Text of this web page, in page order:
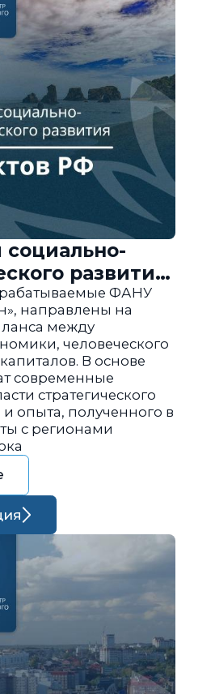
социально-
развития
РФ
ФАНУ
направлены на
между
человеческого
В основе
современные
стратегического
опыта, полученного в
с регионами